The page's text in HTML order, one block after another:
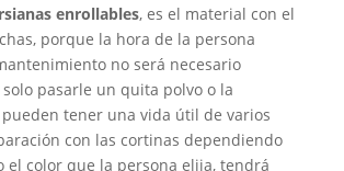
enrollables, es el material con el
porque la hora de la persona
no será necesario
pasarle un quita polvo o la
tener una vida útil de varios
con las cortinas dependiendo
el color que la persona elija, tendrá